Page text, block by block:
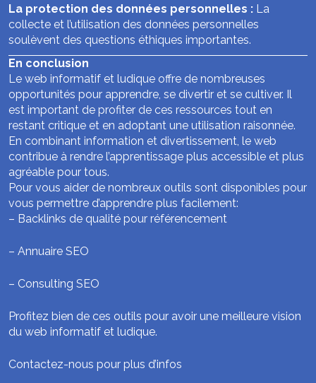
La protection des données personnelles : La
collecte et l’utilisation des données personnelles
soulèvent des questions éthiques importantes.
En conclusion
Le web informatif et ludique offre de nombreuses
opportunités pour apprendre, se divertir et se cultiver. Il
est important de profiter de ces ressources tout en
restant critique et en adoptant une utilisation raisonnée.
En combinant information et divertissement, le web
contribue à rendre l’apprentissage plus accessible et plus
agréable pour tous.
Pour vous aider de nombreux outils sont disponibles pour
vous permettre d’apprendre plus facilement:
– Backlinks de qualité pour référencement
– Annuaire SEO
– Consulting SEO
Profitez bien de ces outils pour avoir une meilleure vision
du web informatif et ludique.
Contactez-nous pour plus d’infos